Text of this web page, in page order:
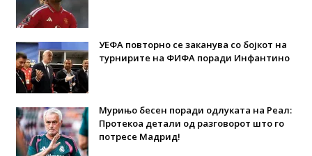
УЕФА повторно се заканува со бојкот на
турнирите на ФИФА поради Инфантино
Мурињо бесен поради одлуката на Реал:
Протекоа детали од разговорот што го
потресе Мадрид!